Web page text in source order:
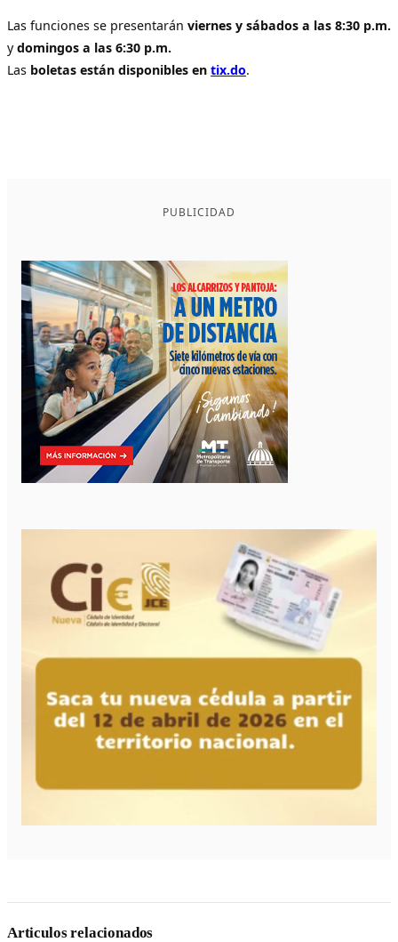
Las funciones se presentarán viernes y sábados a las 8:30 p.m.
ydomingos a las 6:30 p.m.
Las boletas están disponibles en tix.do.
PUBLICIDAD
Articulos relacionados